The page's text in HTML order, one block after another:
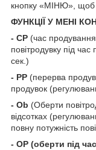
кнопку «МІНЮ», щоб
ФУНКЦІЇ У МЕНІ
- СР (час
повітродувку під
сек.)
- РР (перерва
продувок
- Ob (Оберти
відсотках
повну потужність
- ОР (оберти під